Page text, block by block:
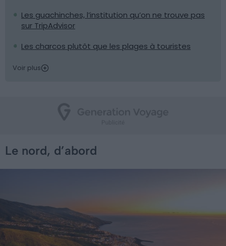
Les guachinches, l’institution qu’on ne trouve pas
sur TripAdvisor
Les charcos plutôt que les plages à touristes
Voir plus
Le nord, d’abord